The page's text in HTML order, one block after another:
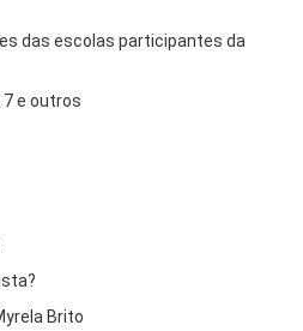
das escolas participantes da
7 e outros
Brito